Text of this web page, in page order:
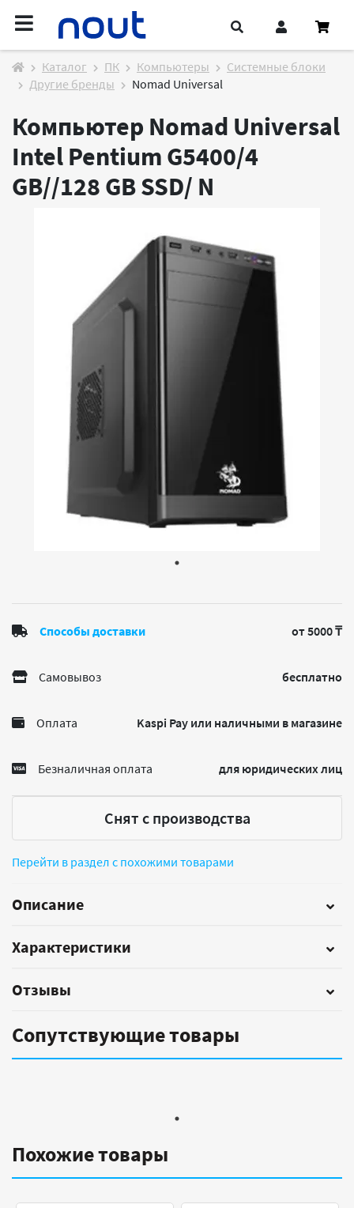
Каталог ПК Компьютеры
Системные блоки
Другие бренды
Nomad Universal
Компьютер Nomad Universal
Intel Pentium G5400/4
GB//128 GB SSD/ N
Способы доставки от 5000 ₸
Самовывоз бесплатно
Оплата Kaspi Pay или наличными в магазине
Безналичная оплата для юридических лиц
Снят с производства
Перейти в раздел с похожими товарами
Описание
Характеристики
Отзывы
Сопутствующие товары
Похожие товары